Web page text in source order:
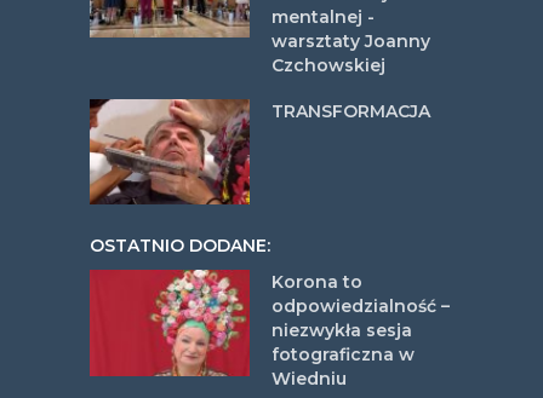
mentalnej -
warsztaty Joanny
Czchowskiej
TRANSFORMACJA
OSTATNIO DODANE:
Korona to
odpowiedzialność –
niezwykła sesja
fotograficzna w
Wiedniu